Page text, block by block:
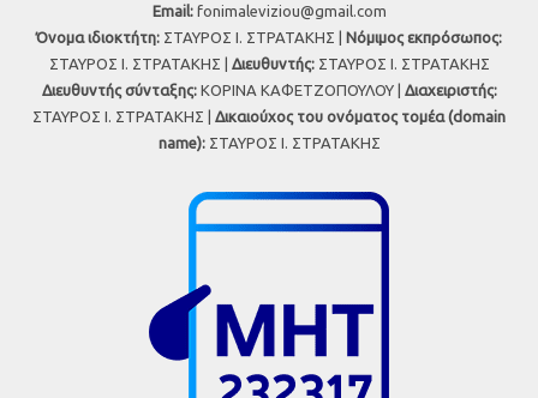
Εmail: fonimaleviziou@gmail.com
Όνομα ιδιοκτήτη: ΣΤΑΥΡΟΣ Ι. ΣΤΡΑΤΑΚΗΣ | Νόμιμος εκπρόσωπος:
ΣΤΑΥΡΟΣ Ι. ΣΤΡΑΤΑΚΗΣ | Διευθυντής:ΣΤΑΥΡΟΣ Ι. ΣΤΡΑΤΑΚΗΣ
Διευθυντής σύνταξης:ΚΟΡΙΝΑ ΚΑΦΕΤΖΟΠΟΥΛΟΥ | Διαχειριστής:
ΣΤΑΥΡΟΣ Ι. ΣΤΡΑΤΑΚΗΣ | Δικαιούχος του ονόματος τομέα (domain
name):ΣΤΑΥΡΟΣ Ι. ΣΤΡΑΤΑΚΗΣ